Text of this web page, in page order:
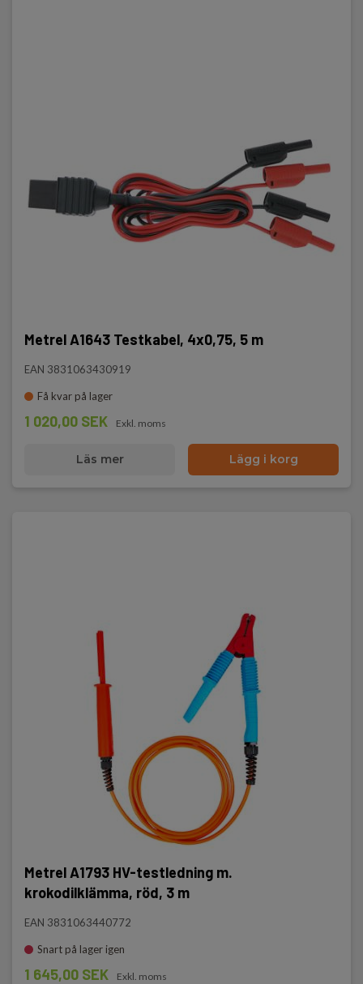
Metrel A1643 Testkabel, 4x0,75, 5 m
EAN 3831063430919
Få kvar på lager
1 020,00 SEK Exkl. moms
Läs mer Lägg i korg
Metrel A1793 HV-testledning m.
krokodilklämma, röd, 3 m
EAN 3831063440772
Snart på lager igen
1 645,00 SEK Exkl. moms